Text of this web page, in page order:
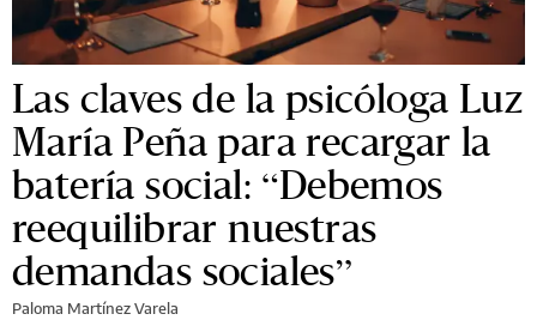
Las claves de la psicóloga Luz
María Peña para recargar la
batería social: “Debemos
reequilibrar nuestras
demandas sociales”
Paloma Martínez Varela